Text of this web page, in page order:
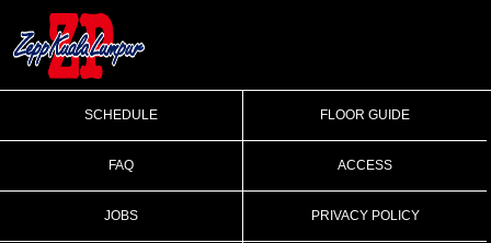
SCHEDULE FLOOR GUIDE
FAQ ACCESS
JOBS PRIVACY POLICY